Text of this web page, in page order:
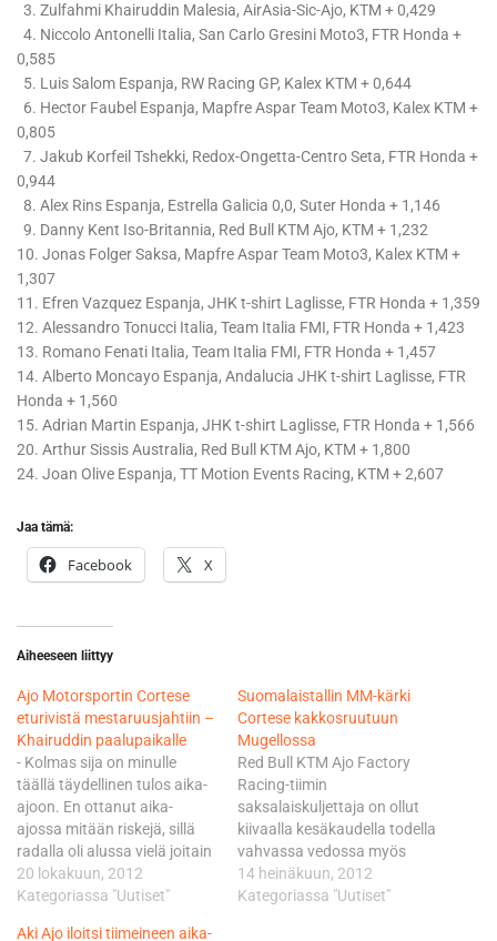
3. Zulfahmi Khairuddin Malesia, AirAsia-Sic-Ajo, KTM + 0,429
4. Niccolo Antonelli Italia, San Carlo Gresini Moto3, FTR Honda +
0,585
5. Luis Salom Espanja, RW Racing GP, Kalex KTM + 0,644
6. Hector Faubel Espanja, Mapfre Aspar Team Moto3, Kalex KTM +
0,805
7. Jakub Korfeil Tshekki, Redox-Ongetta-Centro Seta, FTR Honda +
0,944
8. Alex Rins Espanja, Estrella Galicia 0,0, Suter Honda + 1,146
9. Danny Kent Iso-Britannia, Red Bull KTM Ajo, KTM + 1,232
10. Jonas Folger Saksa, Mapfre Aspar Team Moto3, Kalex KTM +
1,307
11. Efren Vazquez Espanja, JHK t-shirt Laglisse, FTR Honda + 1,359
12. Alessandro Tonucci Italia, Team Italia FMI, FTR Honda + 1,423
13. Romano Fenati Italia, Team Italia FMI, FTR Honda + 1,457
14. Alberto Moncayo Espanja, Andalucia JHK t-shirt Laglisse, FTR
Honda + 1,560
15. Adrian Martin Espanja, JHK t-shirt Laglisse, FTR Honda + 1,566
20. Arthur Sissis Australia, Red Bull KTM Ajo, KTM + 1,800
24. Joan Olive Espanja, TT Motion Events Racing, KTM + 2,607
Jaa tämä:
Facebook X
Aiheeseen liittyy
Ajo Motorsportin Cortese
eturivistä mestaruusjahtiin –
Khairuddin paalupaikalle
- Kolmas sija on minulle
täällä täydellinen tulos aika-
ajoon. En ottanut aika-
ajossa mitään riskejä, sillä
radalla oli alussa vielä joitain
märkiä paikkoja.
Lähtökohdat kilpailuun ovat
20 lokakuun, 2012
Kategoriassa "Uutiset"
Suomalaistallin MM-kärki
Cortese kakkosruutuun
Mugellossa
Red Bull KTM Ajo Factory
Racing-tiimin
saksalaiskuljettaja on ollut
kiivaalla kesäkaudella todella
vahvassa vedossa myös
aika-ajoissa, sillä hän vei
nimiinsä paalupaikat
14 heinäkuun, 2012
Kategoriassa "Uutiset"
Aki Ajo iloitsi tiimeineen aika-